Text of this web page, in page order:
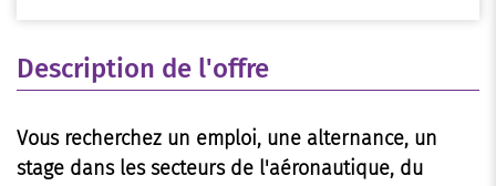
Description de l'offre
Vous recherchez un emploi, une alternance, un
stage dans les secteurs de l'aéronautique, du